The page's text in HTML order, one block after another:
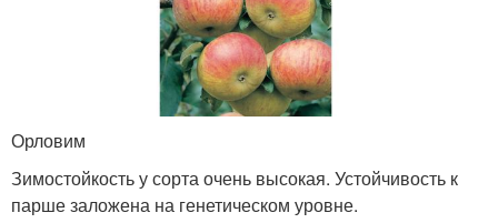
Орловим
Зимостойкость у сорта очень высокая. Устойчивость к
парше заложена на генетическом уровне.